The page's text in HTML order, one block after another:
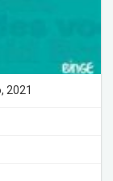
2021